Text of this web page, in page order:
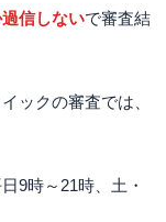
信しないで審査結
ックの審査では、
日9時～21時、土・